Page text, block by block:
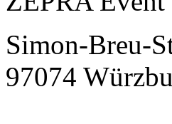
Simon-Breu-
97074